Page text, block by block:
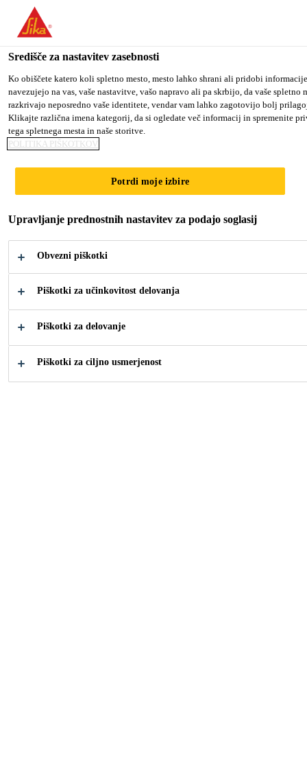
You are accessing "Sika d.o.o.", it seems you are accessing it
country.
TO SIKA USA STAY ON THE SIKA D.O.O.
Sika d.o.o.
Sikaflex®-118
Extreme Grab
Enokomponentno gradbeno lepilo s hitrim
začetnim oprijemom
gradbeno lepilo z zelo visokim začetnim oprijemom,
in zunanjo uporabo.
Berite več +
Središče za nastavitev zasebnosti
Ko obiščete katero koli spletno mesto, mesto lahko shrani ali pridobi
navezujejo na vas, vaše nastavitve, vašo napravo ali pa skrbijo, da vaše
razkrivajo neposredno vaše identitete, vendar vam lahko zagotovijo bolj
Klikajte različna imena kategorij, da si ogledate več informacij in spremenite
tega spletnega mesta in naše storitve.
POLITIKA PIŠKOTKOV
Potrdi moje izbire
Upravljanje prednostnih nastavitev za podajo soglasij
Obvezni piškotki
Piškotki za učinkovitost delovanja
Piškotki za delovanje
Piškotki za ciljno usmerjenost